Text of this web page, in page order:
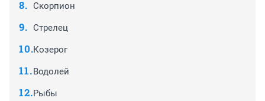
Скорпион
Стрелец
Козерог
Водолей
Рыбы